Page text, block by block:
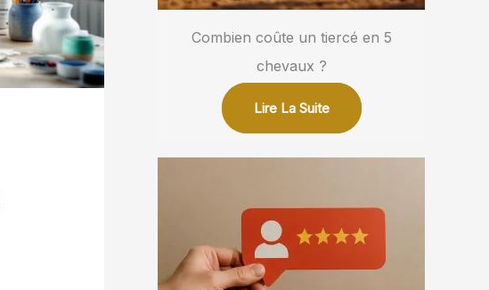
Combien coûte un tiercé en 5
chevaux ?
Lire La Suite